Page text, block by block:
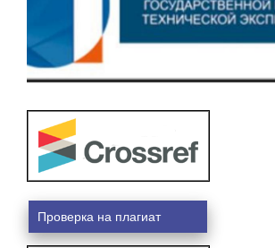
Проверка на плагиат